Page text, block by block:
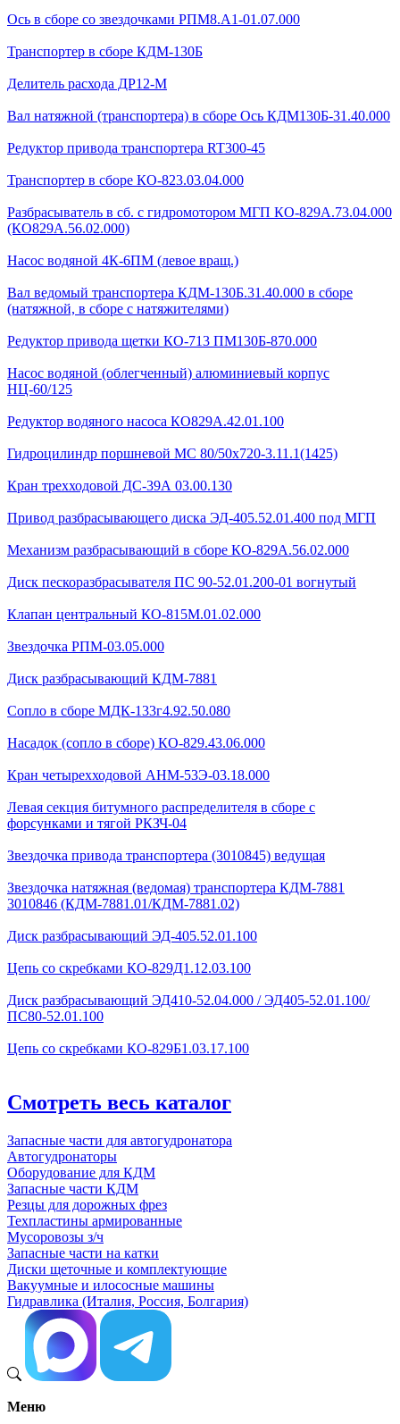
Ось в сборе со звездочками РПМ8.А1-01.07.000
Транспортер в сборе КДМ-130Б
Делитель расхода ДР12-М
Вал натяжной (транспортера) в сборе Ось КДМ130Б-31.40.000
Редуктор привода транспортера RT300-45
Транспортер в сборе КО-823.03.04.000
Разбрасыватель в сб. с гидромотором МГП КО-829А.73.04.000
(КО829А.56.02.000)
Насос водяной 4К-6ПМ (левое вращ.)
Вал ведомый транспортера КДМ-130Б.31.40.000 в сборе
(натяжной, в сборе с натяжителями)
Редуктор привода щетки КО-713 ПМ130Б-870.000
Насос водяной (облегченный) алюминиевый корпус
НЦ-60/125
Редуктор водяного насоса КО829А.42.01.100
Гидроцилиндр поршневой МС 80/50х720-3.11.1(1425)
Кран трехходовой ДС-39А 03.00.130
Привод разбрасывающего диска ЭД-405.52.01.400 под МГП
Механизм разбрасывающий в сборе КО-829А.56.02.000
Диск пескоразбрасывателя ПС 90-52.01.200-01 вогнутый
Клапан центральный КО-815М.01.02.000
Звездочка РПМ-03.05.000
Диск разбрасывающий КДМ-7881
Сопло в сборе МДК-133г4.92.50.080
Насадок (сопло в сборе) КО-829.43.06.000
Кран четырехходовой AHМ-53Э-03.18.000
Левая секция битумного распределителя в сборе с
форсунками и тягой РКЗЧ-04
Звездочка привода транспортера (3010845) ведущая
Звездочка натяжная (ведомая) транспортера КДМ-7881
3010846 (КДМ-7881.01/КДМ-7881.02)
Диск разбрасывающий ЭД-405.52.01.100
Цепь со скребками КО-829Д1.12.03.100
Диск разбрасывающий ЭД410-52.04.000 / ЭД405-52.01.100/
ПС80-52.01.100
Цепь со скребками КО-829Б1.03.17.100
Смотреть весь каталог
Запасные части для автогудронатора
Автогудронаторы
Оборудование для КДМ
Запасные части КДМ
Резцы для дорожных фрез
Техпластины армированные
Мусоровозы з/ч
Запасные части на катки
Диски щеточные и комплектующие
Вакуумные и илососные машины
Гидравлика (Италия, Россия, Болгария)
Меню